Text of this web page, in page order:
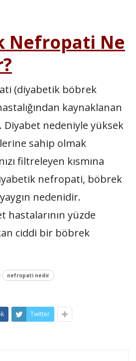
Nefropati Ne
(diyabetik böbrek
kaynaklanan
Diyabet nedeniyle yüksek
sahip olmak
filtreleyen kısmına
nefropati, böbrek
nedenidir.
hastalarının yüzde
ciddi bir böbrek
nefropati nedir
Twitter